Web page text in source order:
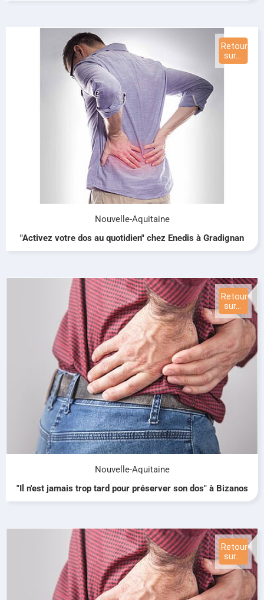
Nouvelle-Aquitaine
"Activez votre dos au quotidien" chez Enedis à Gradignan
Nouvelle-Aquitaine
"Il n'est jamais trop tard pour préserver son dos" à Bizanos